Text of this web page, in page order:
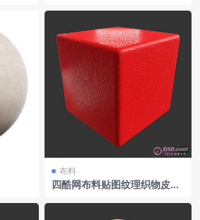
布料
四酷网布料贴图纹理织物皮革